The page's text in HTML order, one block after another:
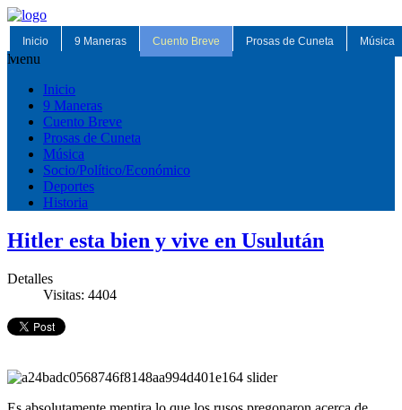
Inicio 9 Maneras Cuento Breve Prosas de Cuneta Música
Menu
Inicio
9 Maneras
Cuento Breve
Prosas de Cuneta
Música
Socio/Político/Económico
Deportes
Historia
Hitler esta bien y vive en Usulután
Detalles
Visitas: 4404